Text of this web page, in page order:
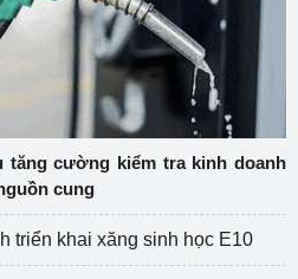
tăng cường kiểm tra kinh doanh
cung
triển khai xăng sinh học E10